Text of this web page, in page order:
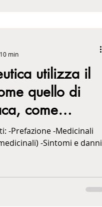
utilizza il
quello di
come
-Prefazione -Medicinali
-Sintomi e danni
min